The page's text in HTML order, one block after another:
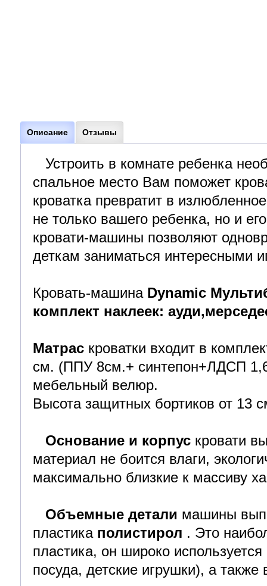
Описание Отзывы
Устроить в комнате ребенка
спальное место Вам поможет
кроватка превратит в
не только вашего ребенка, но и
кровати-машины позволяют
деткам заниматься интересными
Кровать-машина Dynamic
комплект наклеек:
Матраскроватки входит в
см. (ППУ 8см.+ синтепон+ЛДСП
мебельный велюр.
Высота защитных бортиков от 13
Основание и корпускровати
материал не боится влаги,
максимально близкие к массиву
Объемные детали машины
пластика полистирол . Это
пластика, он широко
посуда, детские игрушки), а